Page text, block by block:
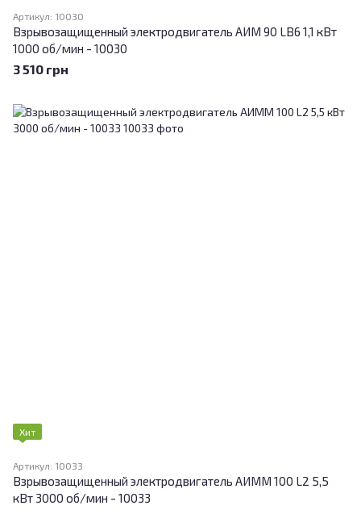
Артикул: 10030
Взрывозащищенный электродвигатель АИМ 90 LВ6 1,1 кВт
1000 об/мин - 10030
3 510 грн
Хит
Артикул: 10033
Взрывозащищенный электродвигатель АИММ 100 L2 5,5
кВт 3000 об/мин - 10033